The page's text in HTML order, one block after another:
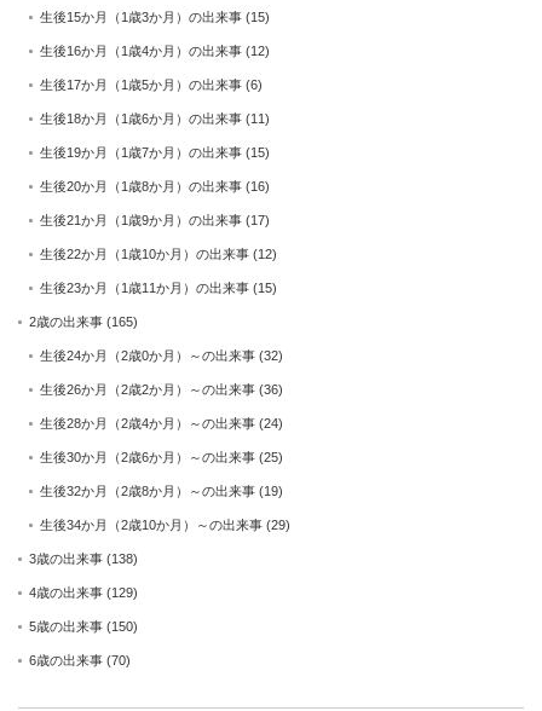
生後15か月（1歳3か月）の出来事 (15)
生後16か月（1歳4か月）の出来事 (12)
生後17か月（1歳5か月）の出来事 (6)
生後18か月（1歳6か月）の出来事 (11)
生後19か月（1歳7か月）の出来事 (15)
生後20か月（1歳8か月）の出来事 (16)
生後21か月（1歳9か月）の出来事 (17)
生後22か月（1歳10か月）の出来事 (12)
生後23か月（1歳11か月）の出来事 (15)
2歳の出来事 (165)
生後24か月（2歳0か月）～の出来事 (32)
生後26か月（2歳2か月）～の出来事 (36)
生後28か月（2歳4か月）～の出来事 (24)
生後30か月（2歳6か月）～の出来事 (25)
生後32か月（2歳8か月）～の出来事 (19)
生後34か月（2歳10か月）～の出来事 (29)
3歳の出来事 (138)
4歳の出来事 (129)
5歳の出来事 (150)
6歳の出来事 (70)